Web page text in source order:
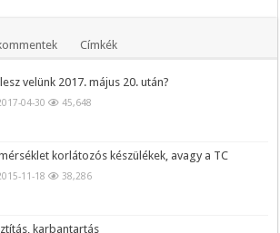
Címkék
velünk 2017. május 20. után?
04-30 45,648
korlátozós készülékek, avagy a TC
11-18 38,286
karbantartás